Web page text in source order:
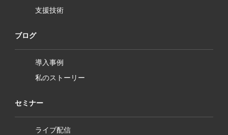
支援技術
ブログ
導入事例
私のストーリー
セミナー
ライブ配信